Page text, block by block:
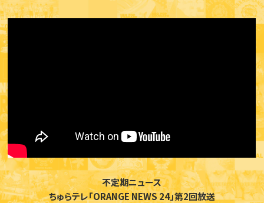
不定期ニュース
ちゅらテレ「ORANGE NEWS 24」第2回放送